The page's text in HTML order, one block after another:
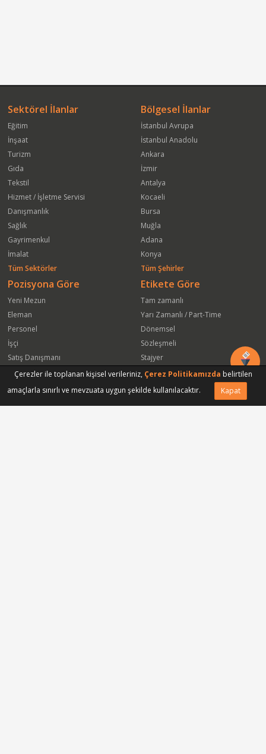
Sektörel İlanlar
Eğitim
İnşaat
Turizm
Gıda
Tekstil
Hizmet / İşletme Servisi
Danışmanlık
Sağlık
Gayrimenkul
İmalat
Tüm Sektörler
Bölgesel İlanlar
İstanbul Avrupa
İstanbul Anadolu
Ankara
İzmir
Antalya
Kocaeli
Bursa
Muğla
Adana
Konya
Tüm Şehirler
Pozisyona Göre
Yeni Mezun
Eleman
Personel
İşçi
Satış Danışmanı
Öğrenci
Satış Elemanı
Etikete Göre
Tam zamanlı
Yarı Zamanlı / Part-Time
Dönemsel
Sözleşmeli
Stajyer
Freelance
Yeni Mezun
Çerezler ile toplanan kişisel verileriniz, Çerez Politikamızda belirtilen
amaçlarla sınırlı ve mevzuata uygun şekilde kullanılacaktır.
Kapat